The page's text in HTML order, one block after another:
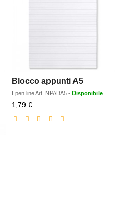
Blocco appunti A5
Epen lineArt. NPADA5 - Disponibile
1,79 €Prezzo
scontato